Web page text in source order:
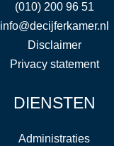
(010) 200 96 51
info@decijferkamer.nl
Disclaimer
Privacy statement
DIENSTEN
Administraties